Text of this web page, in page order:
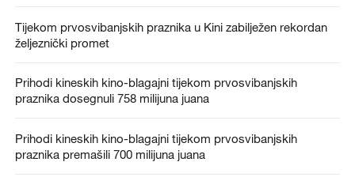
Tijekom prvosvibanjskih praznika u Kini zabilježen rekordan
željeznički promet
Prihodi kineskih kino-blagajni tijekom prvosvibanjskih
praznika dosegnuli 758 milijuna juana
Prihodi kineskih kino-blagajni tijekom prvosvibanjskih
praznika premašili 700 milijuna juana